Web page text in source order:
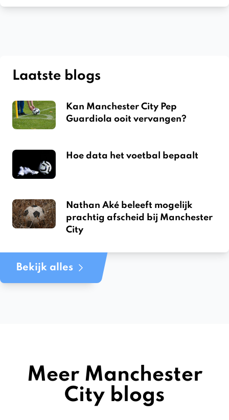
Laatste blogs
Kan Manchester City Pep
Guardiola ooit vervangen?
Hoe data het voetbal bepaalt
Nathan Aké beleeft mogelijk
prachtig afscheid bij Manchester
City
Bekijk alles
Meer Manchester
City blogs